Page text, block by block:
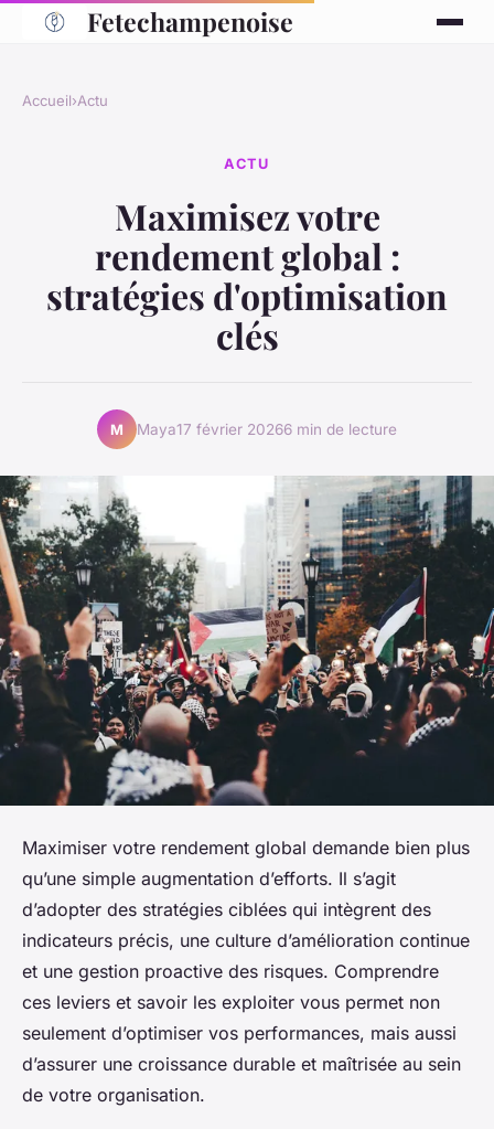
Fetechampenoise
Accueil›Actu
ACTU
Maximisez votre
rendement global :
stratégies d'optimisation
clés
M Maya17 février 20266 min de lecture
Maximiser votre rendement global demande bien plus
qu’une simple augmentation d’efforts. Il s’agit
d’adopter des stratégies ciblées qui intègrent des
indicateurs précis, une culture d’amélioration continue
et une gestion proactive des risques. Comprendre
ces leviers et savoir les exploiter vous permet non
seulement d’optimiser vos performances, mais aussi
d’assurer une croissance durable et maîtrisée au sein
de votre organisation.